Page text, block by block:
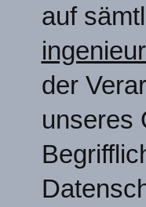
auf
der
unseres